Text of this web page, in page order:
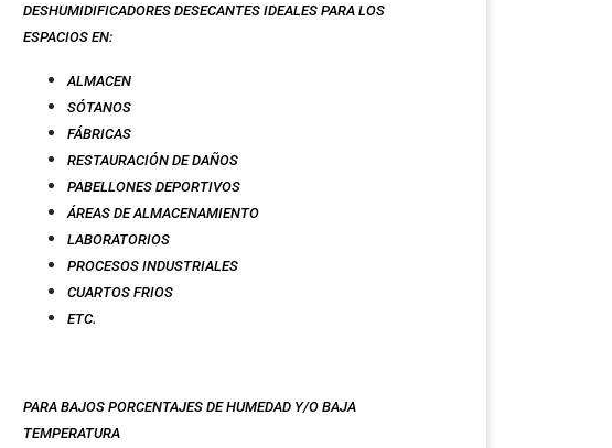
DESHUMIDIFICADORES DESECANTES IDEALES PARA LOS
ESPACIOS EN:
ALMACEN
SÓTANOS
FÁBRICAS
RESTAURACIÓN DE DAÑOS
PABELLONES DEPORTIVOS
ÁREAS DE ALMACENAMIENTO
LABORATORIOS
PROCESOS INDUSTRIALES
CUARTOS FRIOS
ETC.
PARA BAJOS PORCENTAJES DE HUMEDAD Y/O BAJA
TEMPERATURA